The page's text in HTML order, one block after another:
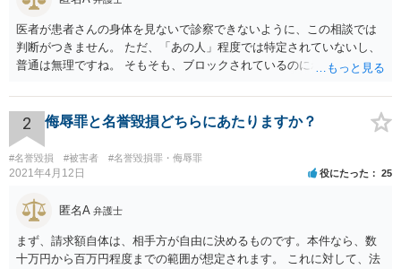
医者が患者さんの身体を見ないで診察できないように、この相談では
判断がつきません。 ただ、「あの人」程度では特定されていないし、
普通は無理ですね。 そもそも、ブロックされているのにわざわざ見に
い、困った困った」と騒いでいるイメージです。行かなければいいだ
ろう、と
2 侮辱罪と名誉毀損どちらにあたりますか？
#名誉毀損 #被害者 #名誉毀損罪・侮辱罪
2021年4月12日 役にたった 25
匿名A 弁護士
まず、請求額自体は、相手方が自由に決めるものです。本件なら、数
十万円から百万円程度までの範囲が想定されます。 これに対して、法